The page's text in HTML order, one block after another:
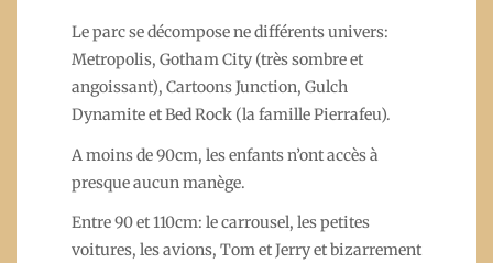
Le parc se décompose ne différents univers:
Metropolis, Gotham City (très sombre et
angoissant), Cartoons Junction, Gulch
Dynamite et Bed Rock (la famille Pierrafeu).
A moins de 90cm, les enfants n’ont accès à
presque aucun manège.
Entre 90 et 110cm: le carrousel, les petites
voitures, les avions, Tom et Jerry et bizarrement